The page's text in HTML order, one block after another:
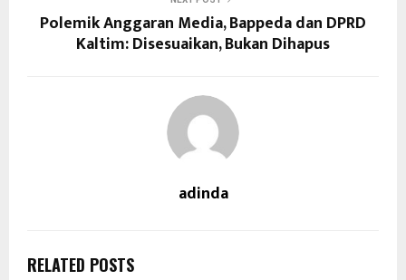
Polemik Anggaran Media, Bappeda dan DPRD
Kaltim: Disesuaikan, Bukan Dihapus
adinda
RELATED POSTS